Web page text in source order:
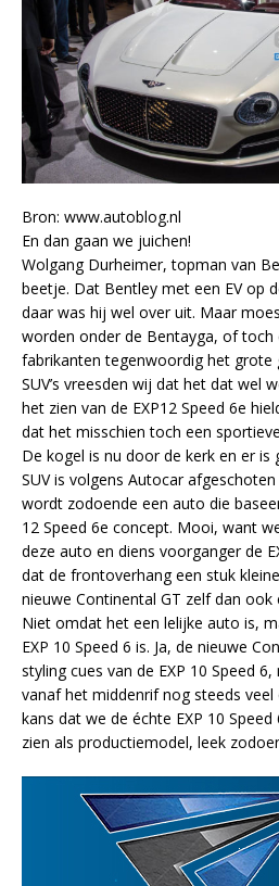
Bron: www.autoblog.nl
En dan gaan we juichen!
Wolgang Durheimer, topman van
beetje. Dat Bentley met een EV op
daar was hij wel over uit. Maar
worden onder de Bentayga, of toch
fabrikanten tegenwoordig het grote
SUV’s vreesden wij dat het dat wel
het zien van de EXP12 Speed 6e
dat het misschien toch een
De kogel is nu door de kerk en er is
SUV is volgens Autocar afgeschoten
wordt zodoende een auto die
12 Speed 6e concept. Mooi, want
deze auto en diens voorganger de
dat de frontoverhang een stuk
nieuwe Continental GT zelf dan ook
Niet omdat het een lelijke auto is,
EXP 10 Speed 6 is. Ja, de nieuwe
styling cues van de EXP 10 Speed
vanaf het middenrif nog steeds
kans dat we de échte EXP 10
zien als productiemodel, leek